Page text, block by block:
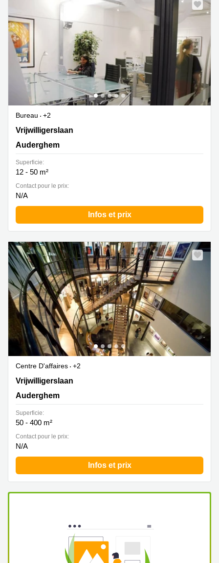
Bureau
+2
Avenue des Volontaires 19, Bruxelles, Auderghem
Vrijwilligerslaan
Auderghem
Superficie:
12 - 50 m²
Contact pour le prix:
N/A
Infos et prix
Centre D'affaires
+2
Avenue des Volontaires 19, Bruxelles, Auderghem
Vrijwilligerslaan
Auderghem
Superficie:
50 - 400 m²
Contact pour le prix:
N/A
Infos et prix